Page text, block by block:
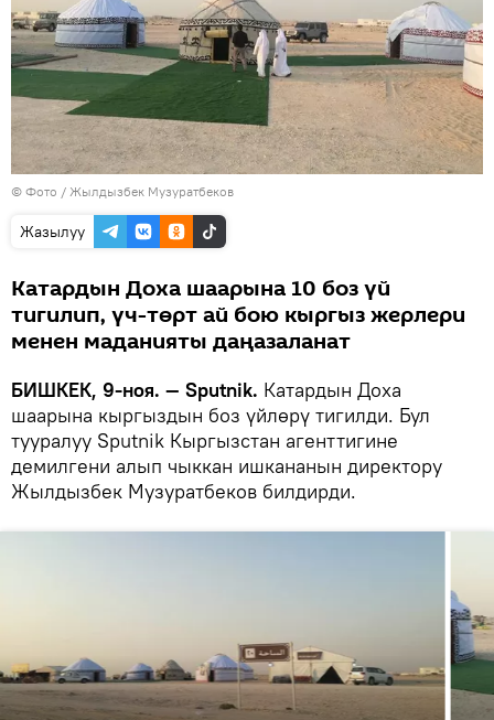
© Фото / Жылдызбек Музуратбеков
Жазылуу
Катардын Доха шаарына 10 боз үй
тигилип, үч-төрт ай бою кыргыз жерлери
менен маданияты даңазаланат
БИШКЕК, 9-ноя. — Sputnik. Катардын Доха
шаарына кыргыздын боз үйлөрү тигилди. Бул
тууралуу Sputnik Кыргызстан агенттигине
демилгени алып чыккан ишкананын директору
Жылдызбек Музуратбеков билдирди.